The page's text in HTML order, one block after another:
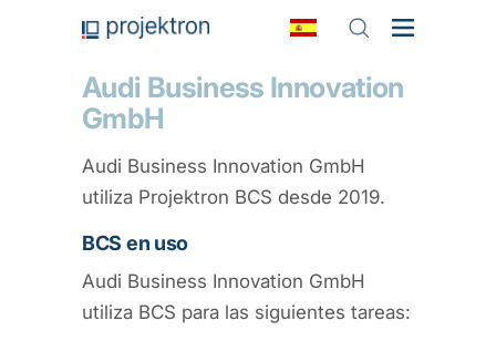
Audi Business Innovation
GmbH
Audi Business Innovation GmbH
utiliza Projektron BCS desde 2019.
BCS en uso
Audi Business Innovation GmbH
utiliza BCS para las siguientes tareas: